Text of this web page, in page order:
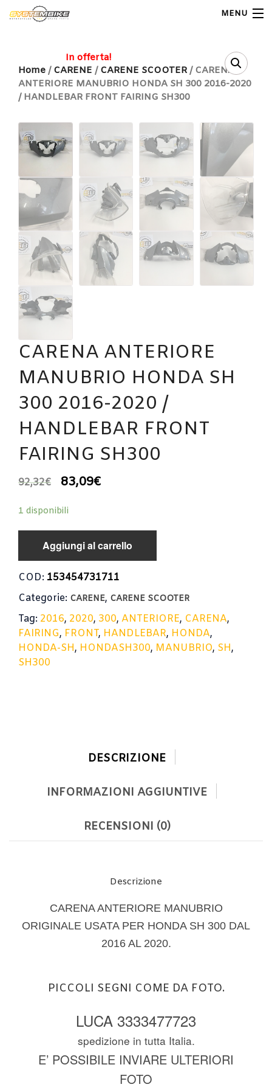
MENU
Home
Shop Ricambi
Carrello
Contatti
Home / CARENE / CARENE SCOOTER / CARENA
ANTERIORE MANUBRIO HONDA SH 300 2016-2020
/ HANDLEBAR FRONT FAIRING SH300
In offerta!
CARENA ANTERIORE
MANUBRIO HONDA SH
300 2016-2020 /
HANDLEBAR FRONT
FAIRING SH300
92,32€ 83,09€
1 disponibili
Aggiungi al carrello
COD: 153454731711
Categorie: CARENE, CARENE SCOOTER
Tag: 2016, 2020, 300, ANTERIORE, CARENA,
FAIRING, FRONT, HANDLEBAR, HONDA,
HONDA-SH, HONDASH300, MANUBRIO, SH,
SH300
DESCRIZIONE
INFORMAZIONI AGGIUNTIVE
RECENSIONI (0)
Descrizione
CARENA ANTERIOREMANUBRIO
ORIGINALE USATA PER HONDA SH 300 DAL
2016 AL 2020.
PICCOLI SEGNI COME DA FOTO.
LUCA 3333477723
spedizione in tutta Italia.
E’ POSSIBILE INVIARE ULTERIORI
FOTO